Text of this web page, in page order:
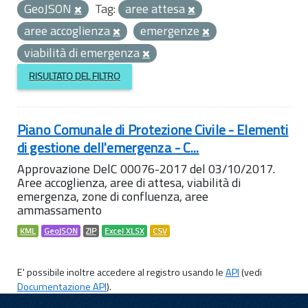
GeoJSON
Tag: aree attesa
aree accoglienza
emergenze
viabilità di emergenza
RISULTATO DEL FILTRO
Piano Comunale di Protezione Civile - Elementi
di gestione dell'emergenza - C...
Approvazione DelC 00076-2017 del 03/10/2017.
Aree accoglienza, aree di attesa, viabilità di
emergenza, zone di confluenza, aree
ammassamento
KML GeoJSON ZIP Excel XLSX CSV
E' possibile inoltre accedere al registro usando leAPI(vedi
Documentazione API).